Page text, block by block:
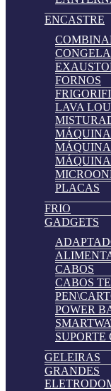
ENCASTRE
FORNOS
LAVA
MÁQUINA
PLACAS
FRIO
GADGETS
CABOS
CABOS
POWER
SUPORTE
GELEIRAS
GRANDES